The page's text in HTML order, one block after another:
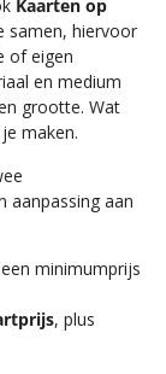
Kaarten op
samen, hiervoor
of eigen
en medium
grootte. Wat
maken.
aanpassing aan
minimumprijs
, plus